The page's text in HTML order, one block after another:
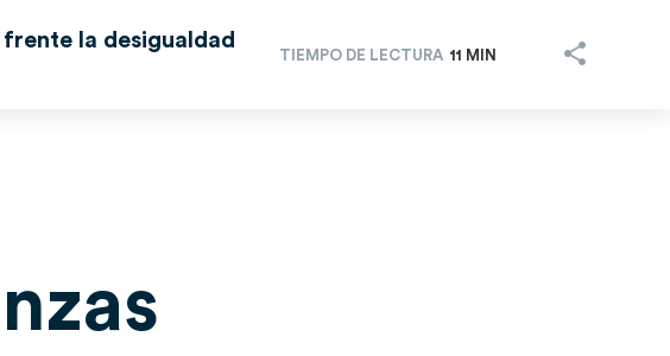
la desigualdad
TIEMPO DE LECTURA 11 MIN